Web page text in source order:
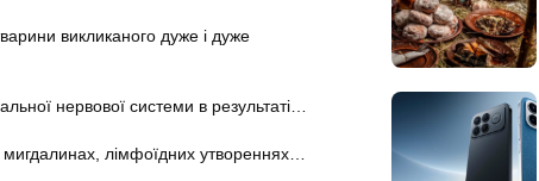
викликаного дуже і дуже
нервової системи в результаті…
лімфоїдних утвореннях…